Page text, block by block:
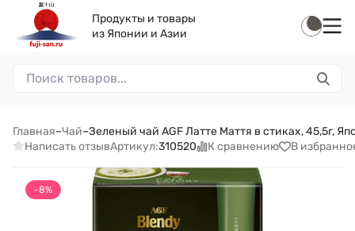
Продукты и товары
из Японии и Азии
Главная–Чай–Зеленый чай AGF Латте Маття в стиках, 45,5г,
Написать отзывАртикул:310520 К сравнению В
-8%